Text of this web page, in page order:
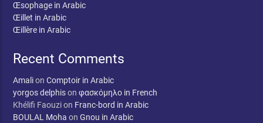
Œsophage in Arabic
Œillet in Arabic
Œillère in Arabic
Recent Comments
AmalionComptoir in Arabic
yorgos delphisonφασκόμηλο in French
Khélifi Faouzion Franc-bord in Arabic
BOULAL Moha onGnou in Arabic